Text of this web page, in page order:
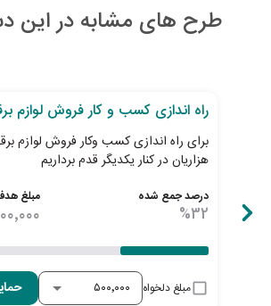
طرح های مشابه در این
راه اندازی کسب و کار فروش لوازم
برای راه اندازی کسب وکار فروش لوازم
هزاریان در کنار یکدیگر قدم برداریم
درصد جمع شده
%32
مبلغ
مبلغ دلخواه